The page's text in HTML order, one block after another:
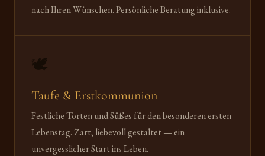
nach Ihren Wünschen. Persönliche Beratung inklusive.
🕊️
Taufe & Erstkommunion
Festliche Torten und Süßes für den besonderen ersten
Lebenstag. Zart, liebevoll gestaltet — ein
unvergesslicher Start ins Leben.